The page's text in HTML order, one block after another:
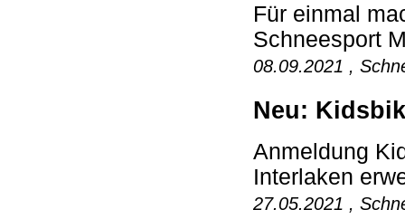
Für einmal
Schneesport
08.09.2021 ,
Neu:
Anmeldung
Interlaken
27.05.2021 ,